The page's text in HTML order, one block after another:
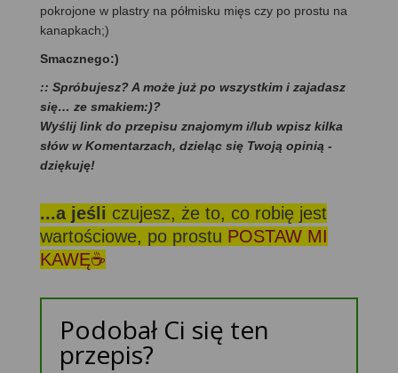
pokrojone w plastry na półmisku mięs czy po prostu na
kanapkach;)
Smacznego:)
:: Spróbujesz? A może już po wszystkim i zajadasz
się… ze smakiem:)?
Wyślij link do przepisu znajomym i/lub wpisz kilka
słów w Komentarzach, dzieląc się Twoją opinią -
dziękuję!
...a jeśli czujesz, że to, co robię jest
wartościowe, po prostu POSTAW MI
KAWĘ☕
Podobał Ci się ten
przepis?